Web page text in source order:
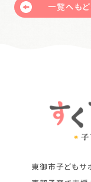
一覧へもど
東御市子どもサ